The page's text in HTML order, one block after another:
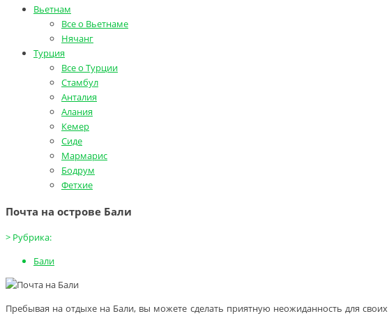
Вьетнам
Все о Вьетнаме
Нячанг
Турция
Все о Турции
Стамбул
Анталия
Алания
Кемер
Сиде
Мармарис
Бодрум
Фетхие
Почта на острове Бали
> Рубрика:
Бали
Пребывая на отдыхе на Бали, вы можете сделать приятную неожиданность для